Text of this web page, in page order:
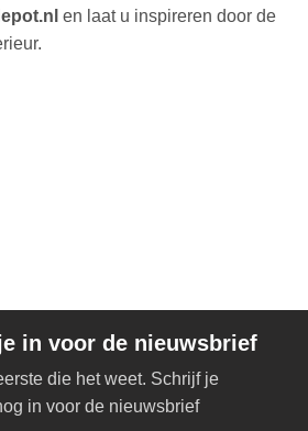
en laat u inspireren door de
in voor de nieuwsbrief
die het weet. Schrijf je
in voor de nieuwsbrief